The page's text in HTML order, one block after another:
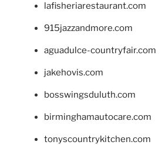
lafisheriarestaurant.com
915jazzandmore.com
aguadulce-countryfair.com
jakehovis.com
bosswingsduluth.com
birminghamautocare.com
tonyscountrykitchen.com